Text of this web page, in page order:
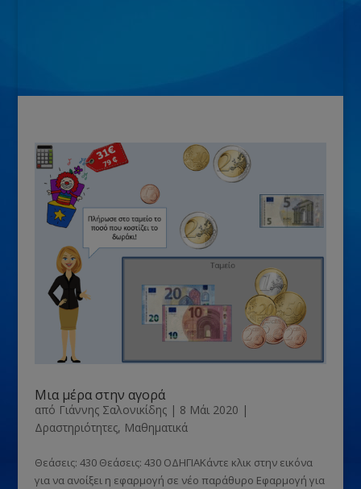
Μια μέρα στην αγορά
από Γιάννης Σαλονικίδης| 8 Μάι 2020 |
Δραστηριότητες, Μαθηματικά
Θεάσεις: 430 Θεάσεις: 430 ΟΔΗΓΙΑΚάντε κλικ στην εικόνα
για να ανοίξει η εφαρμογή σε νέο παράθυρο Εφαρμογή για